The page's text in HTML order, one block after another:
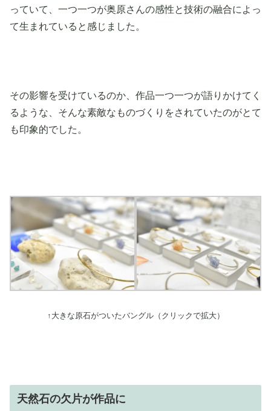
っていて、一つ一つが奥原さんの感性と技術の融合によっ
て生まれていると感じました。
その影響を受けているのか、作品一つ一つが語りかけてく
るような、そんな素敵なものづくりをされていたのがとて
も印象的でした。
↑大きな原石がついたバングル（クリックで拡大）
天然石の欠片が作品に